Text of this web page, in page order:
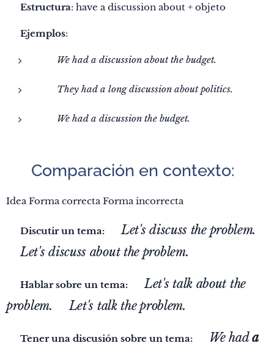
Estructura: have a discussion about + objeto
Ejemplos:
We had a discussion about the budget.
They had a long discussion about politics.
We had a discussion the budget.
🔄 Comparación en contexto:
Idea Forma correcta Forma incorrecta
📝 Discutir un tema: Let's discuss the problem.
Let's discuss about the problem.
Hablar sobre un tema:
Let's talk about the
problem.
Let's talk the problem.
Tener una discusión sobre un tema: We hada